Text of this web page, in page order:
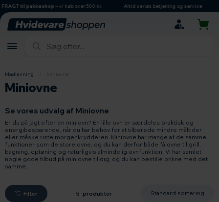
hovedindhold
søgning
navigation
indkøbskurv
til pakkeshop– v/ køb over 500 kr. Altid seriøs betjening og service
Madlavning Miniovne
Miniovne
Se vores udvalg af Miniovne
Er du på jagt efter en miniovn? En lille ovn er særdeles praktisk og
energibesparende, når du har behov for at tilberede mindre måltider
eller måske riste morgenkrydderen. Miniovne har mange af de samme
funktioner som de store ovne, og du kan derfor både få ovne til grill,
bagning, optøning og naturligvis almindelig ovnfunktion. Vi har samlet
nogle gode tilbud på miniovne til dig, og du kan bestille online med det
samme.
Filter 5 produkter